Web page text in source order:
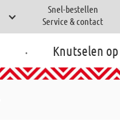
Snel-bestellen
Service & contact
. Knutselen